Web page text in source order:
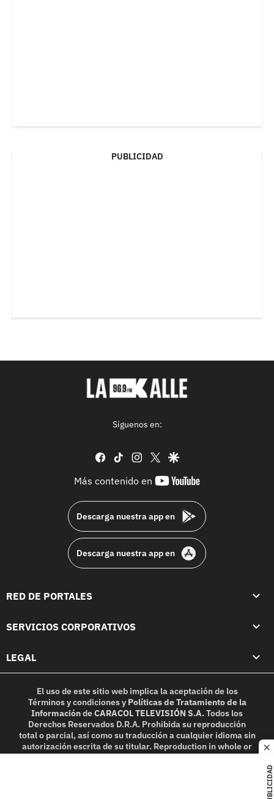
PUBLICIDAD
PUBLICIDAD
Síguenos en:
facebook
tiktok instagram
twittergoogle
Más contenido en
youtube-
Descarga nuestra app en
Descarga nuestra app en
RED DE PORTALES
SERVICIOS CORPORATIVOS
LEGAL
El uso de este sitio web implica la aceptación de los
Términos y condicionesy Políticas de Tratamiento de la
InformacióndeCARACOL TELEVISIÓN S.A.Todos los
Derechos Reservados D.R.A. Prohibida su reproducción
total o parcial, así como su traducción a cualquier idioma sin
autorización escrita de su titular. Reproduction in whole or
in part, or translation without written permission is